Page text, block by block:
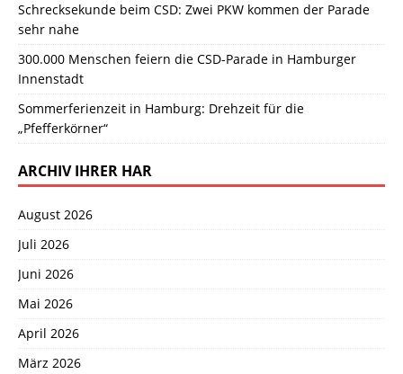
Schrecksekunde beim CSD: Zwei PKW kommen der Parade
sehr nahe
300.000 Menschen feiern die CSD-Parade in Hamburger
Innenstadt
Sommerferienzeit in Hamburg: Drehzeit für die
„Pfefferkörner“
ARCHIV IHRER HAR
August 2026
Juli 2026
Juni 2026
Mai 2026
April 2026
März 2026